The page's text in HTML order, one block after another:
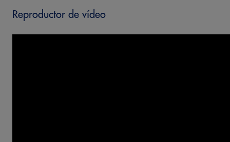
Reproductor de vídeo